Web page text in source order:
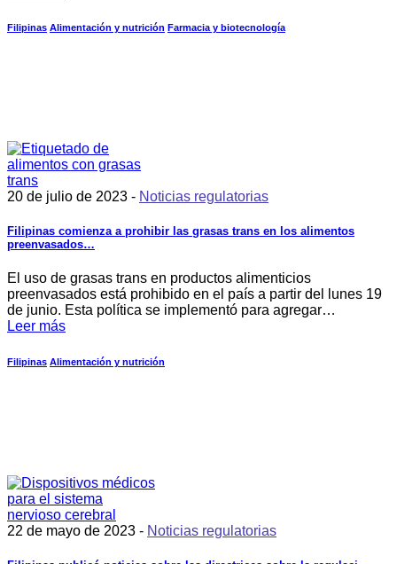
Filipinas Alimentación y nutrición Farmacia y biotecnología
20 de julio de 2023 - Noticias regulatorias
Filipinas comienza a prohibir las grasas trans en los alimentos
preenvasados…
El uso de grasas trans en productos alimenticios
preenvasados está prohibido en el país a partir del lunes 19
de junio. Esta política se implementó para agregar…
Leer más
Filipinas Alimentación y nutrición
22 de mayo de 2023 - Noticias regulatorias